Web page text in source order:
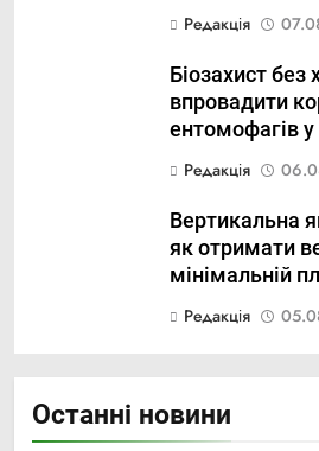
Редакція
Біозахист без
впровадити
ентомофагів у
Редакція
Вертикальна
як отримати
мінімальній
Редакція
Останні новини